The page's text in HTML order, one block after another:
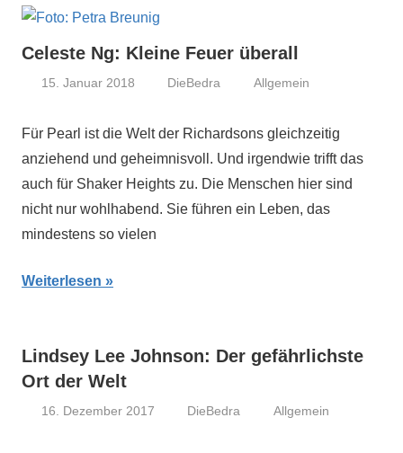
Celeste Ng: Kleine Feuer überall
15. Januar 2018 DieBedra Allgemein
Für Pearl ist die Welt der Richardsons gleichzeitig
anziehend und geheimnisvoll. Und irgendwie trifft das
auch für Shaker Heights zu. Die Menschen hier sind
nicht nur wohlhabend. Sie führen ein Leben, das
mindestens so vielen
Weiterlesen
Lindsey Lee Johnson: Der gefährlichste
Ort der Welt
16. Dezember 2017 DieBedra Allgemein